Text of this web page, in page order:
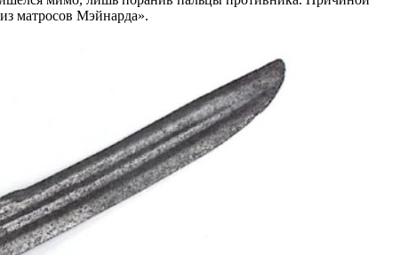
матросов Мэйнарда».